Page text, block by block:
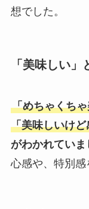
想でした。
「美味しい
「めちゃくち
「美味しいけ
がわかれていま
心感や、特別感